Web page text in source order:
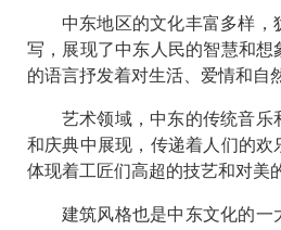
中东地区的文化丰富多样
写，展现了中东人民的智慧和
的语言抒发着对生活、爱情和自
艺术领域，中东的传统音
和庆典中展现，传递着人们的
体现着工匠们高超的技艺和对美
建筑风格也是中东文化的